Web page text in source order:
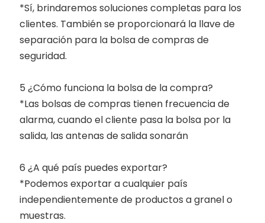
*Sí, brindaremos soluciones completas para los
clientes. También se proporcionará la llave de
separación para la bolsa de compras de
seguridad.
5 ¿Cómo funciona la bolsa de la compra?
*Las bolsas de compras tienen frecuencia de
alarma, cuando el cliente pasa la bolsa por la
salida, las antenas de salida sonarán
6 ¿A qué país puedes exportar?
*Podemos exportar a cualquier país
independientemente de productos a granel o
muestras.